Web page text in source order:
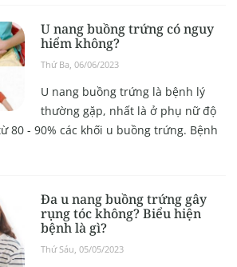
U nang buồng trứng có nguy
hiểm không?
Thứ Ba, 06/06/2023
U nang buồng trứng là bệnh lý
thường gặp, nhất là ở phụ nữ độ
80 - 90% các khối u buồng trứng. Bệnh
Đa u nang buồng trứng gây
rụng tóc không? Biểu hiện
bệnh là gì?
Thứ Sáu, 05/05/2023